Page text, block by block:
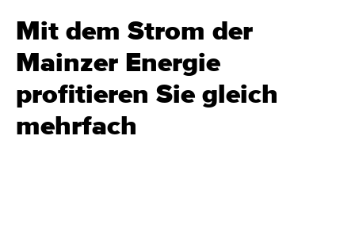
Mit dem Strom der
Mainzer Energie
profitieren Sie gleich
mehrfach